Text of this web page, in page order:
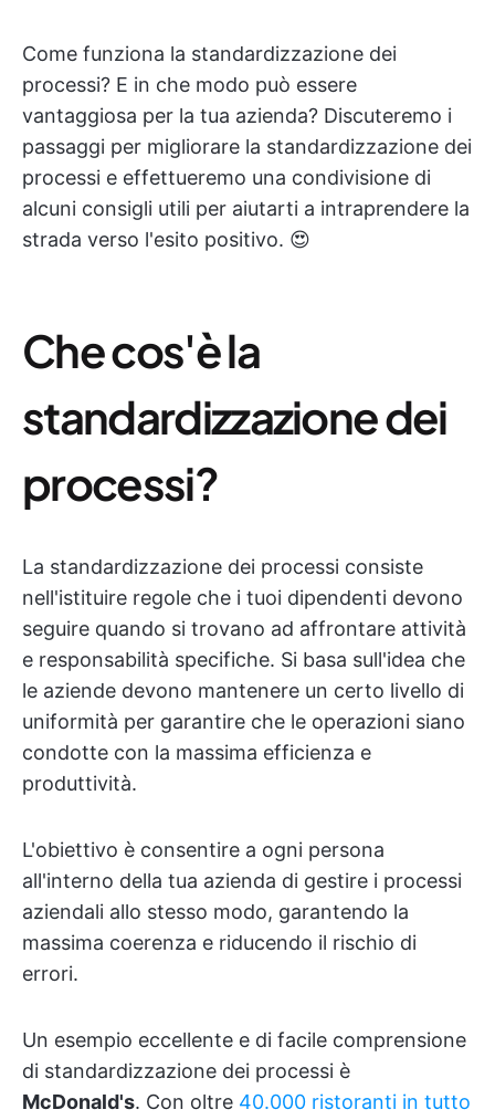
Come funziona la standardizzazione dei
processi? E in che modo può essere
vantaggiosa per la tua azienda? Discuteremo i
passaggi per migliorare la standardizzazione dei
processi e effettueremo una condivisione di
alcuni consigli utili per aiutarti a intraprendere la
strada verso l'esito positivo. 😍
Che cos'è la
standardizzazione dei
processi?
La standardizzazione dei processi consiste
nell'istituire regole che i tuoi dipendenti devono
seguire quando si trovano ad affrontare attività
e responsabilità specifiche. Si basa sull'idea che
le aziende devono mantenere un certo livello di
uniformità per garantire che le operazioni siano
condotte con la massima efficienza e
produttività.
L'obiettivo è consentire a ogni persona
all'interno della tua azienda di gestire i processi
aziendali allo stesso modo, garantendo la
massima coerenza e riducendo il rischio di
errori.
Un esempio eccellente e di facile comprensione
di standardizzazione dei processi è
McDonald's. Con oltre 40.000 ristoranti in tutto